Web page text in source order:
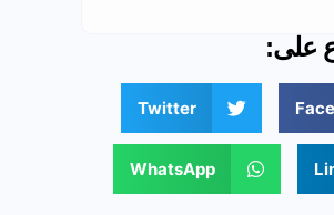
على:
Twitter
WhatsApp